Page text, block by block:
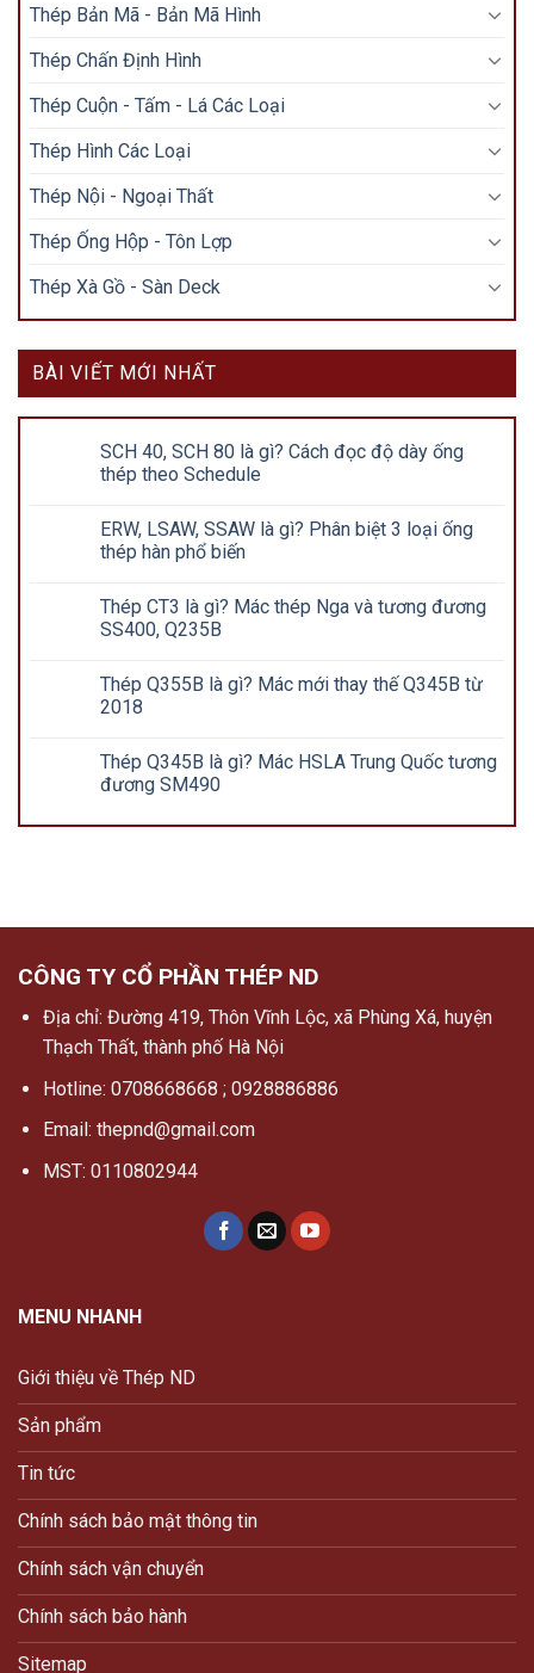
Thép Bản Mã - Bản Mã Hình
Thép Chấn Định Hình
Thép Cuộn - Tấm - Lá Các Loại
Thép Hình Các Loại
Thép Nội - Ngoại Thất
Thép Ống Hộp - Tôn Lợp
Thép Xà Gồ - Sàn Deck
BÀI VIẾT MỚI NHẤT
SCH 40, SCH 80 là gì? Cách đọc độ dày ống
thép theo Schedule
ERW, LSAW, SSAW là gì? Phân biệt 3 loại ống
thép hàn phổ biến
Thép CT3 là gì? Mác thép Nga và tương đương
SS400, Q235B
Thép Q355B là gì? Mác mới thay thế Q345B từ
2018
Thép Q345B là gì? Mác HSLA Trung Quốc tương
đương SM490
CÔNG TY CỔ PHẦN THÉP ND
Địa chỉ: Đường 419, Thôn Vĩnh Lộc, xã Phùng Xá, huyện
Thạch Thất, thành phố Hà Nội
Hotline: 0708668668 ; 0928886886
Email: thepnd@gmail.com
MST: 0110802944
MENU NHANH
Giới thiệu về Thép ND
Sản phẩm
Tin tức
Chính sách bảo mật thông tin
Chính sách vận chuyển
Chính sách bảo hành
Sitemap